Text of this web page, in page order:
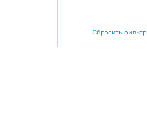
Сбросить фильтр